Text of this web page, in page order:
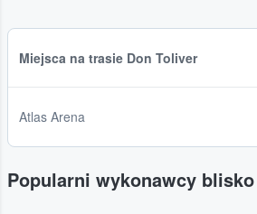
Miejsca na trasie Don Toliver
Atlas Arena
Popularni wykonawcy